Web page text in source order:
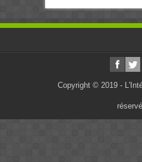
Copyright © 2019 -